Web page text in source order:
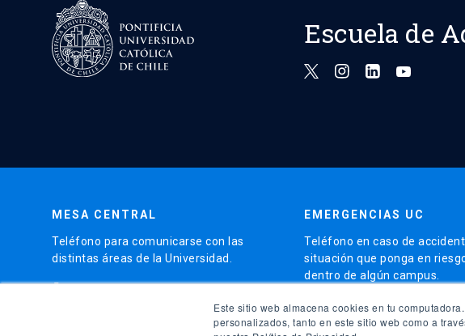
Este sitio web almacena cookies en tu
personalizados, tanto en este sitio web como a
Escuela de
MESA CENTRAL
Teléfono para comunicarse con las
distintas áreas de la Universidad.
phone
EMERGENCIAS UC
Teléfono en caso de
situación que ponga en
dentro de algún campus.
phone (56)95504 5000